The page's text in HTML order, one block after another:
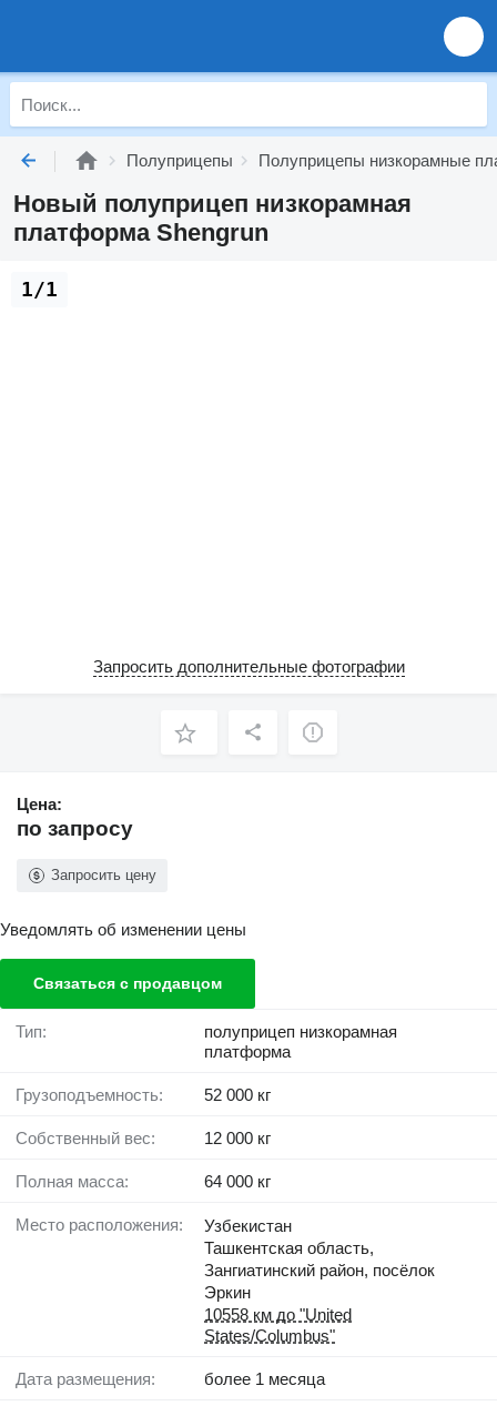
Полуприцепы Полуприцепы низкорамные
Новый полуприцеп низкорамная
платформа Shengrun
1/1
Запросить дополнительные фотографии
Цена:
по запросу
Запросить цену
Уведомлять об изменении цены
Связаться с продавцом
Тип:
полуприцеп низкорамная
платформа
Грузоподъемность: 52 000 кг
Собственный вес: 12 000 кг
Полная масса: 64 000 кг
Место расположения:
Узбекистан
Ташкентская область,
Зангиатинский район, посёлок
Эркин
10558 км до "United
States/Columbus"
Дата размещения: более 1 месяца